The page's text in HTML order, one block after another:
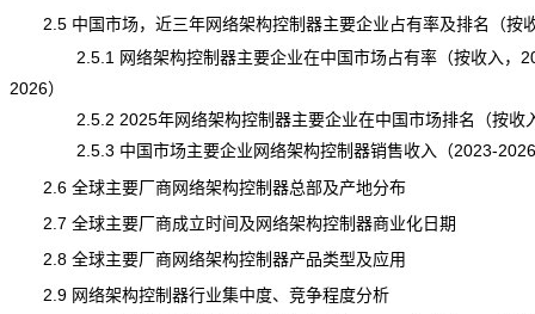
2.5 中国市场，近三年网络架构控制器主要企业占有率及排名（按
2.5.1 网络架构控制器主要企业在中国市场占有率（按收入，
2026）
2.5.2 2025年网络架构控制器主要企业在中国市场排名（按收
2.5.3 中国市场主要企业网络架构控制器销售收入（2023-
2.6 全球主要厂商网络架构控制器总部及产地分布
2.7 全球主要厂商成立时间及网络架构控制器商业化日期
2.8 全球主要厂商网络架构控制器产品类型及应用
2.9 网络架构控制器行业集中度、竞争程度分析